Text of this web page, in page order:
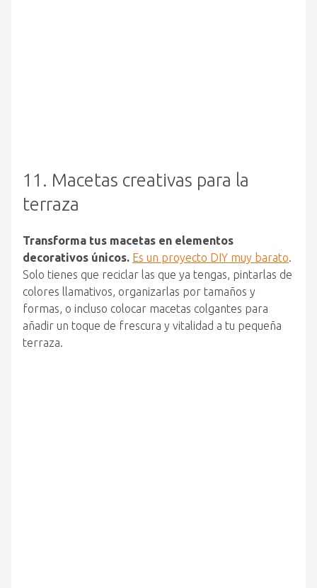
11. Macetas creativas para la
terraza
Transforma tus macetas en elementos
decorativos únicos. Es un proyecto DIY muy barato
Solo tienes que reciclar las que ya tengas, pintarlas de
colores llamativos, organizarlas por tamaños y
formas, o incluso colocar macetas colgantes para
añadir un toque de frescura y vitalidad a tu pequeña
terraza.